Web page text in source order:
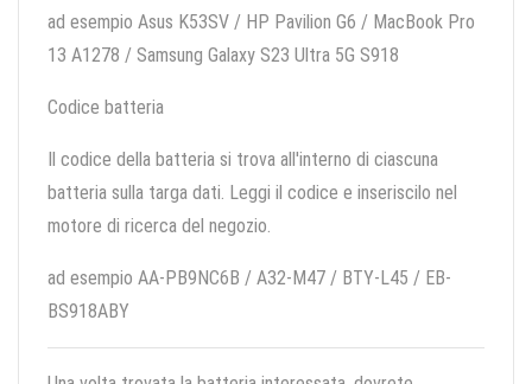
ad esempio Asus K53SV / HP Pavilion G6 / MacBook Pro
13 A1278 / Samsung Galaxy S23 Ultra 5G S918
Codice batteria
Il codice della batteria si trova all'interno di ciascuna
batteria sulla targa dati. Leggi il codice e inseriscilo nel
motore di ricerca del negozio.
ad esempio AA-PB9NC6B / A32-M47 / BTY-L45 / EB-
BS918ABY